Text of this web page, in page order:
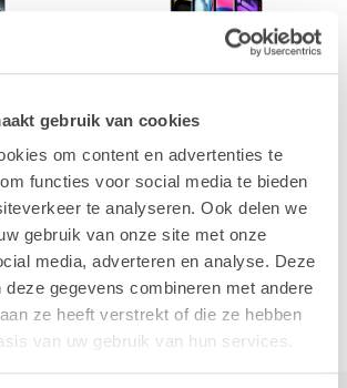
gebruik van cookies
om content en advertenties te
functies voor social media te bieden
te analyseren. Ook delen we
gebruik van onze site met onze
media, adverteren en analyse. Deze
deze gegevens combineren met andere
ze heeft verstrekt of die ze hebben
van uw gebruik van hun services.